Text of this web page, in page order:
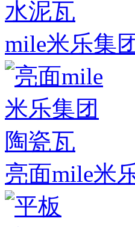
mile米乐集
亮面mile米